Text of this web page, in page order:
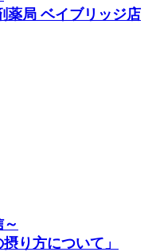
薬局 ベイブリッジ店
り方について」